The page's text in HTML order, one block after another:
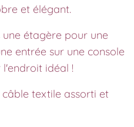
et élégant.
étagère pour une
entrée sur une console
idéal !
textile assorti et